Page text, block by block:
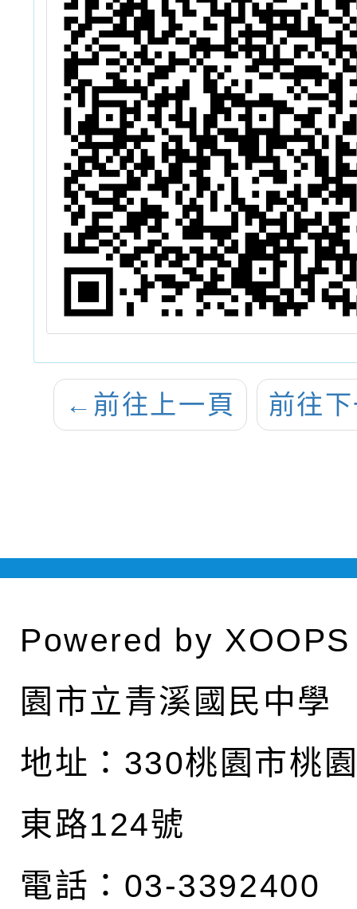
← 前往上一頁 前往
Powered by XOOPS
園市立青溪國民中學
地址： 330桃園市桃
東路124號
電話：03-3392400